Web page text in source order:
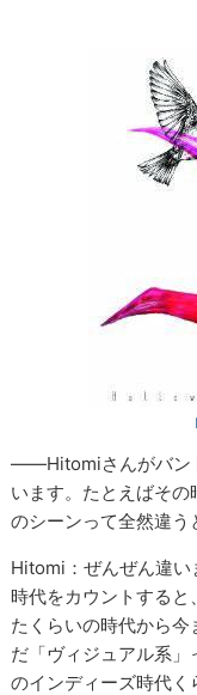
――Hitomiさんがバン
います。たとえばそ
のシーンって全然違う
Hitomi：ぜんぜん違い
時代をカウントすると
たくらいの時代から
だ「ヴィジュアル系
のインディーズ時代く